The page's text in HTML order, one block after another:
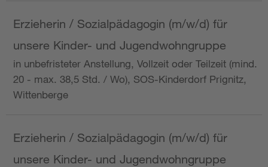
Erzieherin / Sozialpädagogin (m/w/d) für
unsere Kinder- und Jugendwohngruppe
in unbefristeter Anstellung, Vollzeit oder Teilzeit (mind.
20 - max. 38,5 Std. / Wo), SOS-Kinderdorf Prignitz,
Wittenberge
Erzieherin / Sozialpädagogin (m/w/d) für
unsere Kinder- und Jugendwohngruppe